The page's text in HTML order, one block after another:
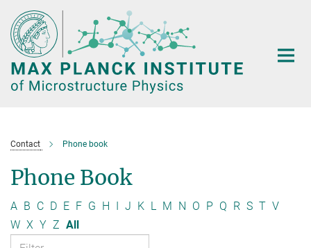
Main-
Content
Contact Phone book
Phone Book
A B C D E F G H I J K L M N O P Q R S T V
W X Y Z All